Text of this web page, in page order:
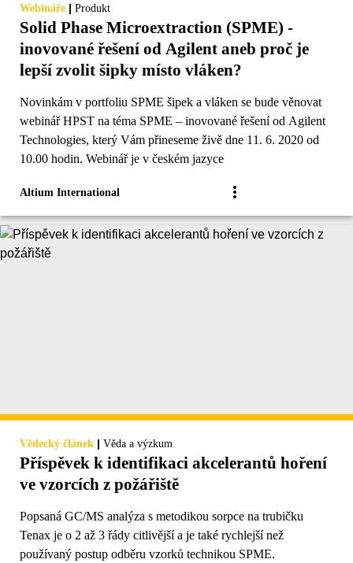
Webináře | Produkt
Solid Phase Microextraction (SPME) -
inovované řešení od Agilent aneb proč je
lepší zvolit šipky místo vláken?
Novinkám v portfoliu SPME šipek a vláken se bude věnovat
webinář HPST na téma SPME – inovované řešení od Agilent
Technologies, který Vám přineseme živě dne 11. 6. 2020 od
10.00 hodin. Webinář je v českém jazyce
Altium International
Vědecký článek | Věda a výzkum
Příspěvek k identifikaci akcelerantů hoření
ve vzorcích z požářiště
Popsaná GC/MS analýza s metodikou sorpce na trubičku
Tenax je o 2 až 3 řády citlivější a je také rychlejší než
používaný postup odběru vzorků technikou SPME.